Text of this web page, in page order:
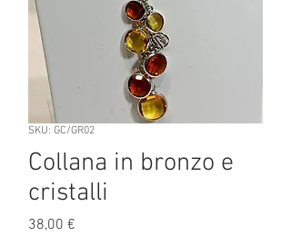
SKU: GC/GR02
Collana in bronzo e
cristalli
38,00 €